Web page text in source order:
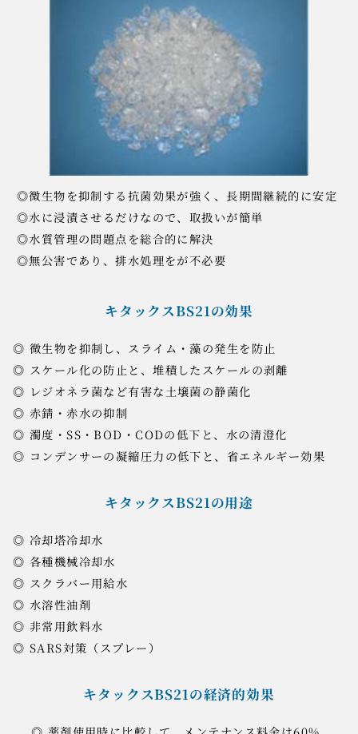
◎微生物を抑制する抗菌効果が強く、長期間継続的に安定
◎水に浸漬させるだけなので、取扱いが簡単
◎水質管理の問題点を総合的に解決
◎無公害であり、排水処理をが不必要
キタックスBS21の効果
◎ 微生物を抑制し、スライム・藻の発生を防止
◎ スケール化の防止と、堆積したスケールの剥離
◎ レジオネラ菌など有害な土壌菌の静菌化
◎ 赤錆・赤水の抑制
◎ 濁度・SS・BOD・CODの低下と、水の清澄化
◎ コンデンサーの凝縮圧力の低下と、省エネルギー効果
キタックスBS21の用途
◎ 冷却塔冷却水
◎ 各種機械冷却水
◎ スクラバー用給水
◎ 水溶性油剤
◎ 非常用飲料水
◎ SARS対策（スプレー）
キタックスBS21の経済的効果